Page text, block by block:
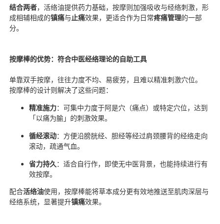
结合两者，活络油提供药力基础，按摩则加强吸收与经络刺激，形
成相辅相成的镇痛与止痛效果，更适合作为日常疼痛管理的一部
分。
按摩棒的优势：符合中医经络理论的自助工具
单靠双手按摩，往往力度不均、易疲劳，且难以精准刺激穴位。
按摩棒的设计则解决了这些问题：
精准施力：可集中力度于阿是穴（痛点）或特定穴位，达到
「以痛为腧」的刺激效果。
循经滚动：方便沿膀胱经、胆经等经过肩颈腰背的经络走向
滚动，疏通气血。
省力持久 ：适合自行作，即使无中医背景，也能持续进行有
效按摩。
配合活络油使用，按摩棒能将草本成分更有效地推送至肌肉深层与
经络系统，显著提升镇痛效果。